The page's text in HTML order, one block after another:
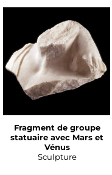
Fragment de groupe
statuaire avec Mars et
Vénus
Sculpture